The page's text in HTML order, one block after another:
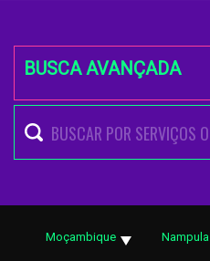
BUSCA AVANÇADA
Moçambique Nampula